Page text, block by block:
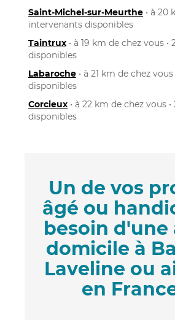
Saint-Michel-sur-Meurthe • à 20
intervenants disponibles
Taintrux • à 19 km de chez vous
disponibles
Labaroche • à 21 km de chez
disponibles
Corcieux • à 22 km de chez vous
disponibles
Un de vos
âgé ou
besoin d'une
domicile à
Laveline ou
en